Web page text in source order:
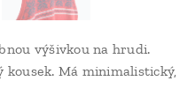
výšivkou na hrudi.
kousek. Má minimalistický,